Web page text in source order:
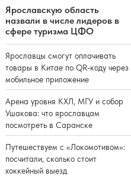
Ярославскую область
назвали в числе лидеров в
сфере туризма ЦФО
Ярославцы смогут оплачивать
товары в Китае по QR-коду через
мобильное приложение
Арена уровня КХЛ, МГУ и собор
Ушакова: что ярославцам
посмотреть в Саранске
Путешествуем с «Локомотивом»:
посчитали, сколько стоит
хоккейный выезд